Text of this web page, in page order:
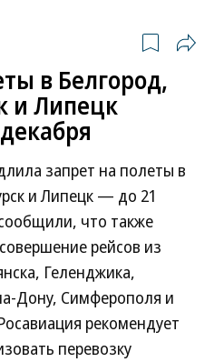
в Белгород,
и Липецк
запрет на полеты в
и Липецк — до 21
что также
рейсов из
Геленджика,
Дону, Симферополя и
рекомендует
перевозку